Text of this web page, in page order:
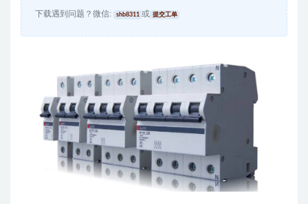
下载遇到问题？微信: shb8311 或 提交工单